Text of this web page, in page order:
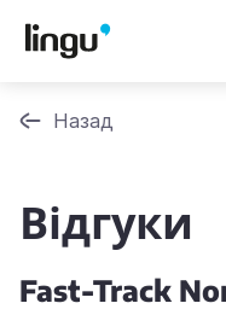
Назад
Відгуки
Fast-Track